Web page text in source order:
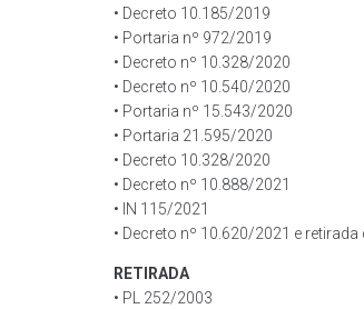
• Decreto 10.185/2019
• Portaria nº 972/2019
• Decreto nº 10.328/2020
• Decreto nº 10.540/2020
• Portaria nº 15.543/2020
• Portaria 21.595/2020
• Decreto 10.328/2020
• Decreto nº 10.888/2021
• IN 115/2021
• Decreto nº 10.620/2021 e retirada
RETIRADA
• PL 252/2003